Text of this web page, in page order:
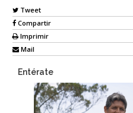
Tweet
Compartir
Imprimir
Mail
Entérate